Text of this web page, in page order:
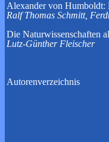
Alexander von Humboldt:
Ralf Thomas Schmitt,
Die Naturwissenschaften
Lutz-Günther Fleischer
Autorenverzeichnis